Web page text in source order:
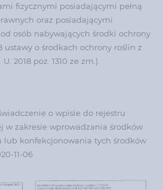
fizycznymi posiadającymi pełną
oraz posiadającymi
osób nabywających środki ochrony
ustawy o środkach ochrony roślin z
2018 poz. 1310 ze zm.).
o wpisie do rejestru
w zakresie wprowadzania środków
lub konfekcjonowania tych środków
11-06